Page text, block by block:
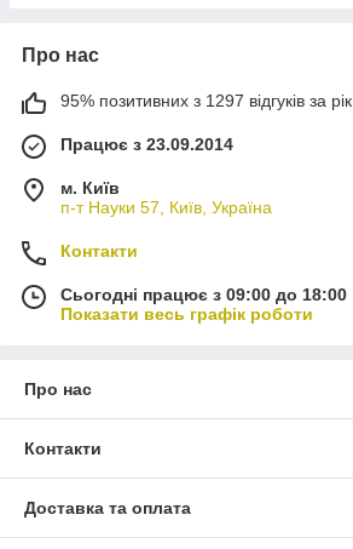
Про нас
95% позитивних з 1297 відгуків за рік
Працює з 23.09.2014
м. Київ
п-т Науки 57, Київ, Україна
Контакти
Сьогодні працює з 09:00 до 18:00
Показати весь графік роботи
Про нас
Контакти
Доставка та оплата